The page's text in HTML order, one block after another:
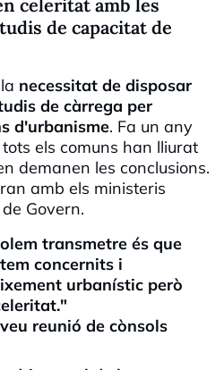
celeritat amb les
de capacitat de
necessitat de disposar
de càrrega per
d'urbanisme. Fa un any
els comuns han lliurat
demanen les conclusions.
amb els ministeris
Govern.
transmetre és que
concernits i
urbanístic però
reunió de cònsols